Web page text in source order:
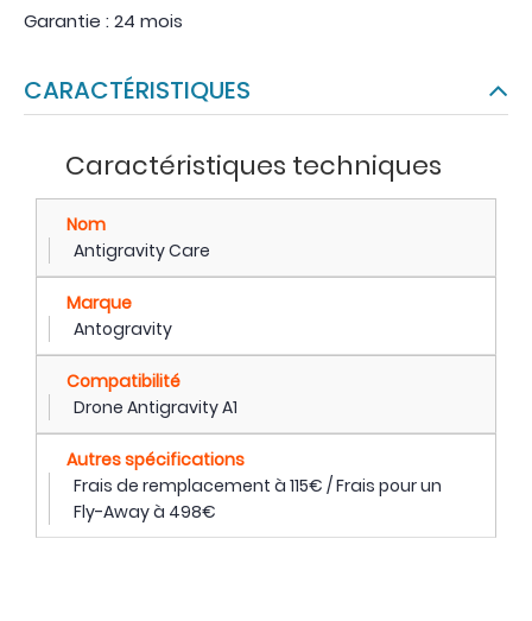
Garantie : 24 mois
CARACTÉRISTIQUES
Caractéristiques techniques
Nom
Antigravity Care
Marque
Antogravity
Compatibilité
Drone Antigravity A1
Autres spécifications
Frais de remplacement à 115€ / Frais pour un
Fly-Away à 498€